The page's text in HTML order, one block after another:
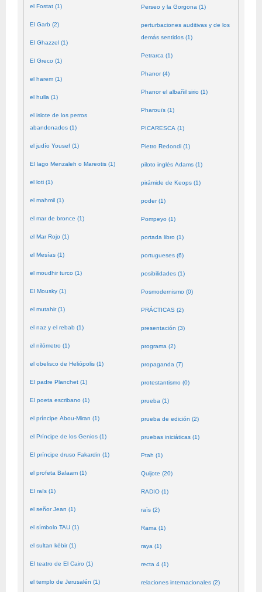
el Fostat (1)
El Garb (2)
El Ghazzel (1)
El Greco (1)
el harem (1)
el hulla (1)
el islote de los perros
abandonados (1)
el judío Yousef (1)
El lago Menzaleh o Mareotis (1)
el loti (1)
el mahmil (1)
el mar de bronce (1)
el Mar Rojo (1)
el Mesías (1)
el moudhir turco (1)
El Mousky (1)
el mutahir (1)
el naz y el rebab (1)
el nilómetro (1)
el obelisco de Heliópolis (1)
El padre Planchet (1)
El poeta escribano (1)
el príncipe Abou-Miran (1)
el Príncipe de los Genios (1)
El príncipe druso Fakardin (1)
el profeta Balaam (1)
El raïs (1)
el señor Jean (1)
el símbolo TAU (1)
el sultan kébir (1)
El teatro de El Cairo (1)
el templo de Jerusalén (1)
Perseo y la Gorgona (1)
perturbaciones auditivas y de los
demás sentidos (1)
Petrarca (1)
Phanor (4)
Phanor el albañil sirio (1)
Pharouïs (1)
PICARESCA (1)
Pietro Redondi (1)
piloto inglés Adams (1)
pirámide de Keops (1)
poder (1)
Pompeyo (1)
portada libro (1)
portugueses (6)
posibilidades (1)
Posmodernismo (0)
PRÁCTICAS (2)
presentación (3)
programa (2)
propaganda (7)
protestantismo (0)
prueba (1)
prueba de edición (2)
pruebas iniciáticas (1)
Ptah (1)
Quijote (20)
RADIO (1)
raïs (2)
Rama (1)
raya (1)
recta 4 (1)
relaciones internacionales (2)